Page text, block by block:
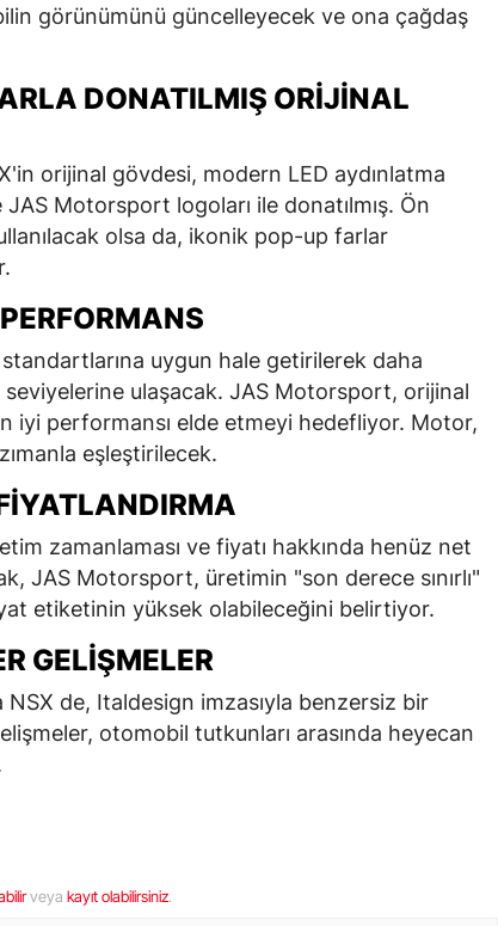
görünümünü güncelleyecek ve ona çağdaş
DONATILMIŞ ORIJINAL
orijinal gövdesi, modern LED aydınlatma
Motorsport logoları ile donatılmış. Ön
olsa da, ikonik pop-up farlar
uygun hale getirilerek daha
ulaşacak. JAS Motorsport, orijinal
iyi performansı elde etmeyi hedefliyor. Motor,
eşleştirilecek.
zamanlaması ve fiyatı hakkında henüz net
JAS Motorsport, üretimin "son derece sınırlı"
etiketinin yüksek olabileceğini belirtiyor.
GELIŞMELER
NSX de, Italdesign imzasıyla benzersiz bir
otomobil tutkunları arasında heyecan
veya kayıt olabilirsiniz.